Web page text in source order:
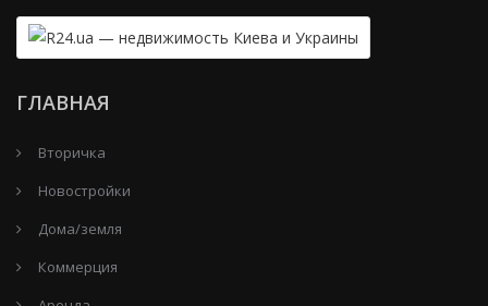
ГЛАВНАЯ
Вторичка
Новостройки
Дома/земля
Коммерция